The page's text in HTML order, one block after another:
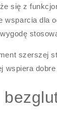
się z
dla
szerszej
wspiera